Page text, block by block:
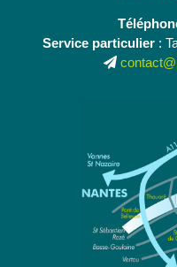
Service particulier: